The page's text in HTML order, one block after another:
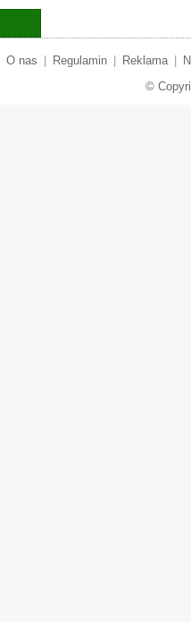
O nas Regulamin Reklama
©